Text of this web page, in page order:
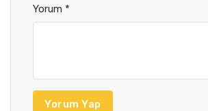
Yorum *
Yorum Yap